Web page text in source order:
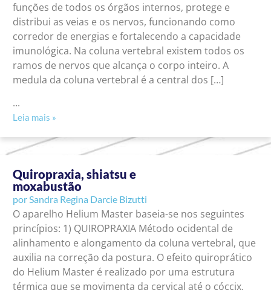
funções de todos os órgãos internos, protege e
distribui as veias e os nervos, funcionando como
corredor de energias e fortalecendo a capacidade
imunológica. Na coluna vertebral existem todos os
ramos de nervos que alcança o corpo inteiro. A
medula da coluna vertebral é a central dos […]
...
Leia mais »
Quiropraxia, shiatsu e
moxabustão
porSandra Regina Darcie Bizutti
O aparelho Helium Master baseia-se nos seguintes
princípios: 1) QUIROPRAXIA Método ocidental de
alinhamento e alongamento da coluna vertebral, que
auxilia na correção da postura. O efeito quiroprático
do Helium Master é realizado por uma estrutura
térmica que se movimenta da cervical até o cóccix.